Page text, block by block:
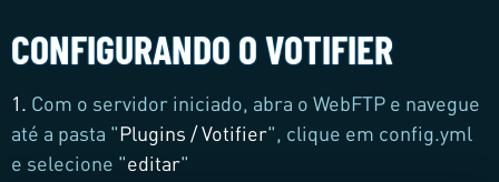
CONFIGURANDO O VOTIFIER
1. Com o servidor iniciado, abra o WebFTP e navegue
até a pasta "Plugins / Votifier", clique em config.yml
e selecione "editar"